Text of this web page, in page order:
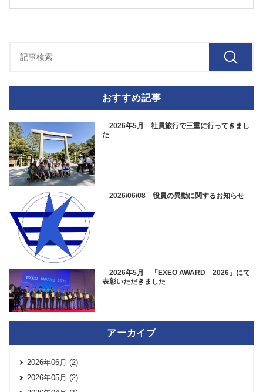
おすすめ記事
2026年5月 社員旅行で三重に行ってきまし
た
2026/06/08 役員の異動に関するお知らせ
2026年5月 「EXEO AWARD 2026」にて
表彰いただきました
アーカイブ
2026年06月 (2)
2026年05月 (2)